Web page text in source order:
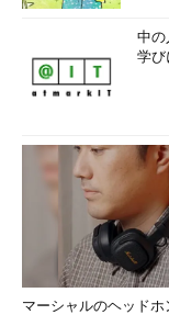
中
学び
マーシャルのヘッドホ